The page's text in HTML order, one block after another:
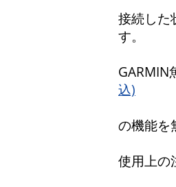
接続した
す。
込)
の機能を
使用上の